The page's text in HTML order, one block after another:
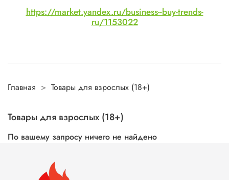
https://market.yandex.ru/business--buy-trends-
ru/1153022
Главная Товары для взрослых (18+)
Товары для взрослых (18+)
По вашему запросу ничего не найдено